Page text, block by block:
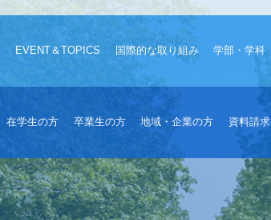
EVENT＆TOPICS 国際的な取り組み 学部・学科
在学生の方 卒業生の方 地域・企業の方 資料請求